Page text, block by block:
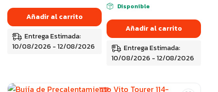
Añadir al carrito
Entrega Estimada:
10/08/2026 - 12/08/2026
Disponible
Añadir al carrito
Entrega Estimada:
10/08/2026 - 12/08/2026